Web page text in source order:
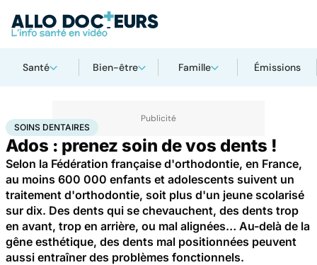
Santé Bien-être Famille Émissions
Accueil SantéSoins dentaires
SOINS DENTAIRES
Ados : prenez soin de vos dents !
Selon la Fédération française d'orthodontie, en France,
au moins 600 000 enfants et adolescents suivent un
traitement d'orthodontie, soit plus d'un jeune scolarisé
sur dix. Des dents qui se chevauchent, des dents trop
en avant, trop en arrière, ou mal alignées… Au-delà de la
gêne esthétique, des dents mal positionnées peuvent
aussi entraîner des problèmes fonctionnels.